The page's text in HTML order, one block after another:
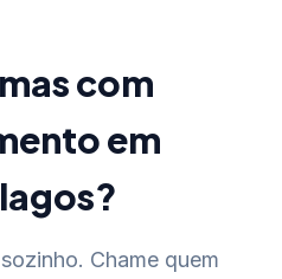
com
em
Chame quem